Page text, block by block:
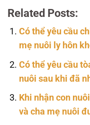
Related Posts:
Có thể yêu cầu
mẹ nuôi ly hôn
Có thể yêu cầu
nuôi sau khi đã
Khi nhận con
và cha mẹ nuôi